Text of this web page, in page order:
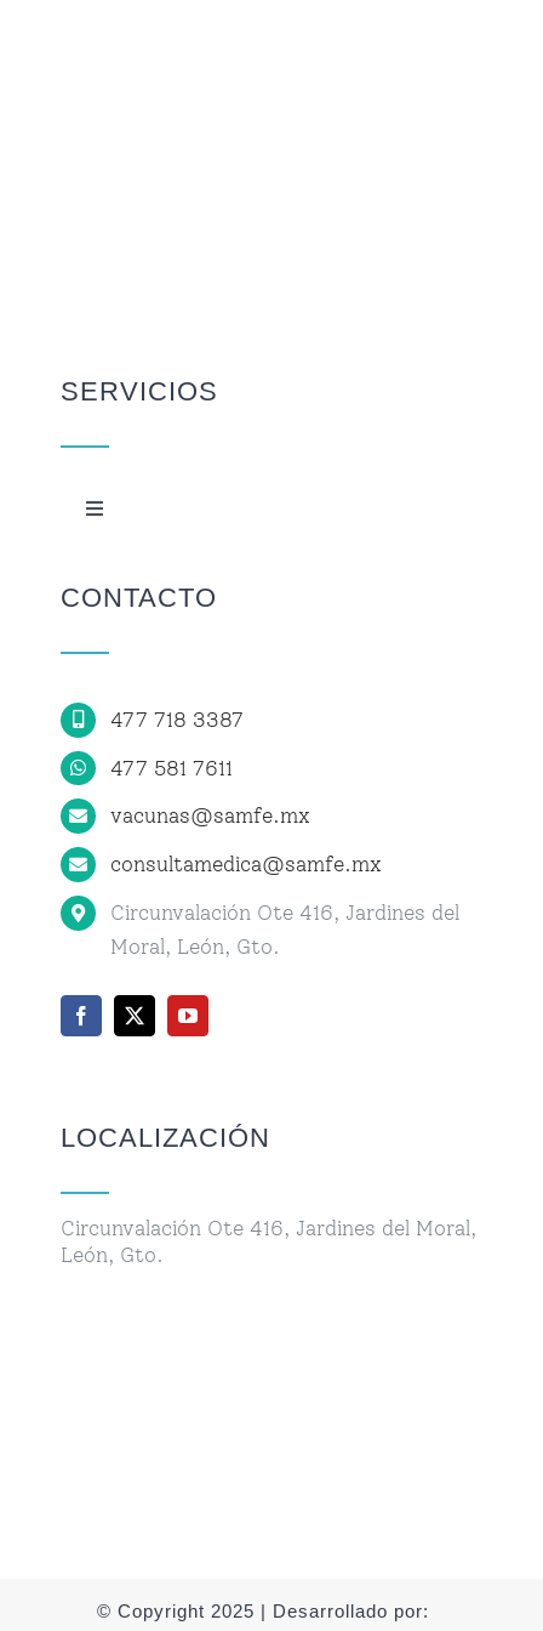
SERVICIOS
Toggle
Centro de Atención Médica
Citas
CONTACTO
477 718 3387
477 581 7611
vacunas@samfe.mx
consultamedica@samfe.mx
Circunvalación Ote 416, Jardines del
Moral, León, Gto.
LOCALIZACIÓN
Circunvalación Ote 416, Jardines del Moral,
León, Gto.
© Copyright 2025 | Desarrollado por: